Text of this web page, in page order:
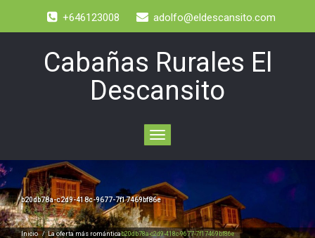
+646123008 adolfo@eldescansito.com
Cabañas Rurales El
Descansito
Toggle
navigation
b20db78a-c2d9-418c-9677-7f17469bf86e
Inicio/La oferta más románticab20db78a-c2d9-418c-9677-7f17469bf86e